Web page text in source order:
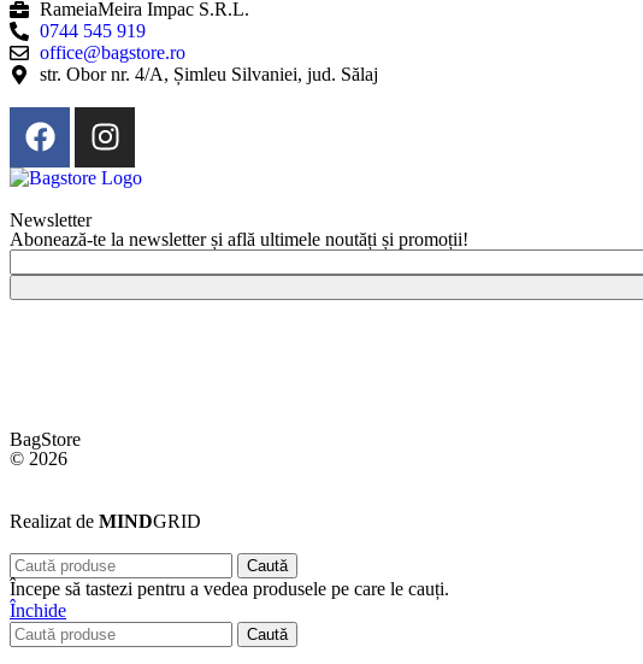
RameiaMeira Impac S.R.L.
0744 545 919
office@bagstore.ro
str. Obor nr. 4/A, Șimleu Silvaniei, jud. Sălaj
Newsletter
Abonează-te la newsletter și află ultimele noutăți și promoții!
BagStore
© 2026
Realizat de MINDGRID
Caută
Începe să tastezi pentru a vedea produsele pe care le cauți.
Închide
Caută